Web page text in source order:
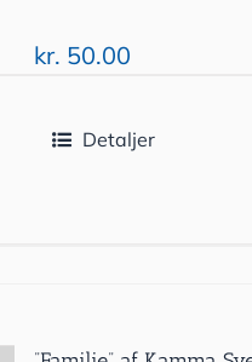
kr. 50.00
Detaljer